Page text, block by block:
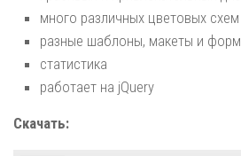
много различных цветовых
разные шаблоны, макеты и
статистика
работает на jQuery
Скачать: